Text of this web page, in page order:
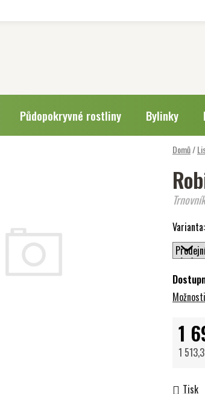
Půdopokryvné rostliny Bylinky
Domů/
Trnovník
Varianta:
1
1
Tisk